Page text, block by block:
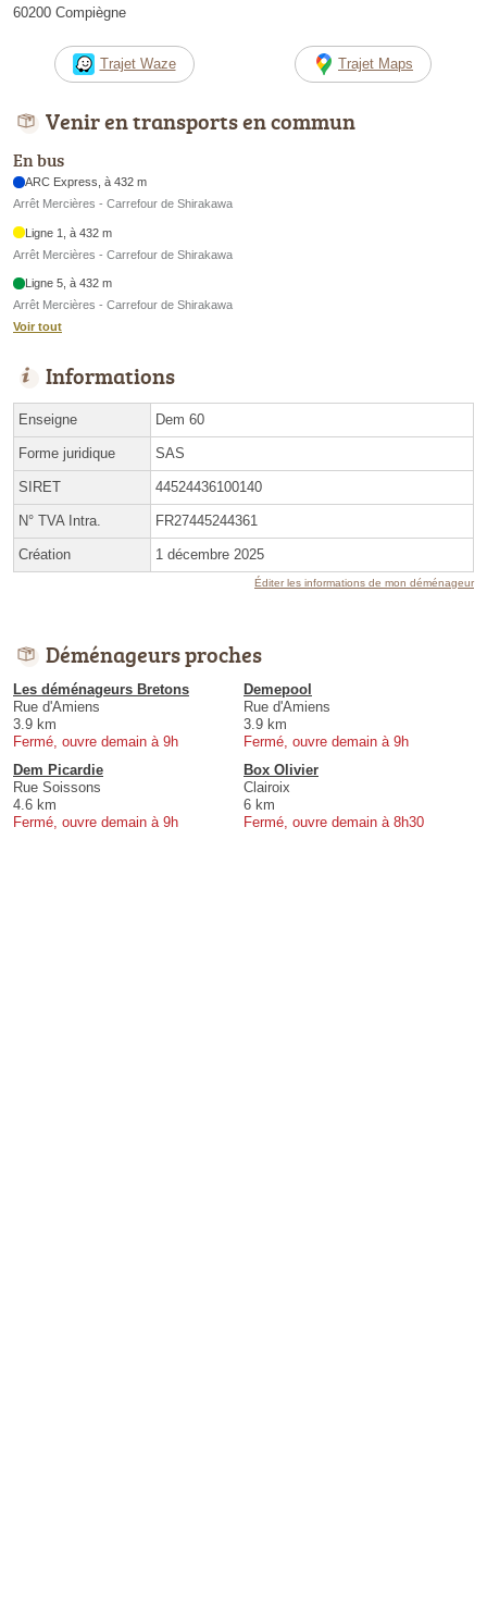
60200 Compiègne
Trajet Waze Trajet Maps
Venir en transports en commun
En bus
ARC Express, à 432 m
Arrêt Mercières - Carrefour de Shirakawa
Ligne 1, à 432 m
Arrêt Mercières - Carrefour de Shirakawa
Ligne 5, à 432 m
Arrêt Mercières - Carrefour de Shirakawa
Voir tout
Informations
Enseigne Dem 60
Forme juridique SAS
SIRET 44524436100140
N° TVA Intra. FR27445244361
Création 1 décembre 2025
Éditer les informations de mon déménageur
Déménageurs proches
Les déménageurs Bretons
Rue d'Amiens
3.9 km
Fermé, ouvre demain à 9h
Demepool
Rue d'Amiens
3.9 km
Fermé, ouvre demain à 9h
Dem Picardie
Rue Soissons
4.6 km
Fermé, ouvre demain à 9h
Box Olivier
Clairoix
6 km
Fermé, ouvre demain à 8h30